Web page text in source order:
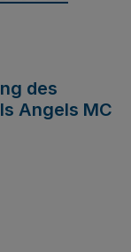
des
Angels MC